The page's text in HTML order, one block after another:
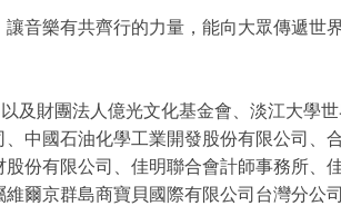
音樂有共齊行的力量，能向大眾傳遞世
及財團法人億光文化基金會、淡江大學
中國石油化學工業開發股份有限公司
份有限公司、佳明聯合會計師事務所
爾京群島商寶貝國際有限公司台灣分